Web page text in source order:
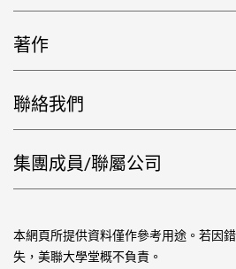
著作
聯絡我們
集團成員/聯屬公司
本網頁所提供資料僅作參考用途。若因
失，美聯大學堂概不負責。